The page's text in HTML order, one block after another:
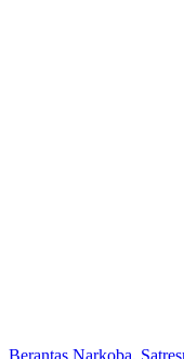
Berantas Narkoba,